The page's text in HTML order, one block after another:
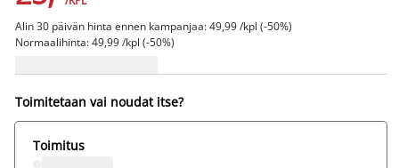
Alin 30 päivän hinta ennen kampanjaa: 49,99 /kpl (-50%)
Normaalihinta: 49,99 /kpl (-50%)
Toimitetaan vai noudat itse?
Toimitus